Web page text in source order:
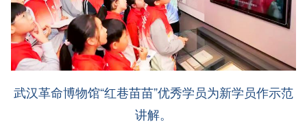
武汉革命博物馆“红巷苗苗”优秀学员为新学员作示范
讲解。